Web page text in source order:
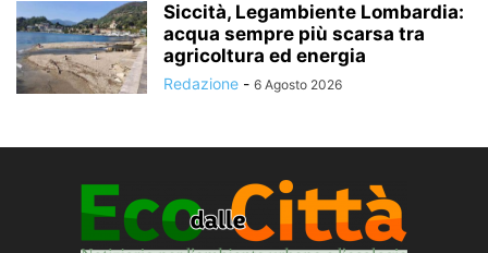
Siccità, Legambiente Lombardia:
acqua sempre più scarsa tra
agricoltura ed energia
Redazione - 6 Agosto 2026